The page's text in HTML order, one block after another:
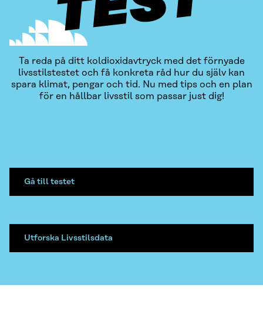
Ta reda på ditt koldioxidavtryck med det förnyade
livsstilstestet och få konkreta råd hur du själv kan
spara klimat, pengar och tid. Nu med tips och en plan
för en hållbar livsstil som passar just dig!
Gå till testet
Utforska Livsstilsdata